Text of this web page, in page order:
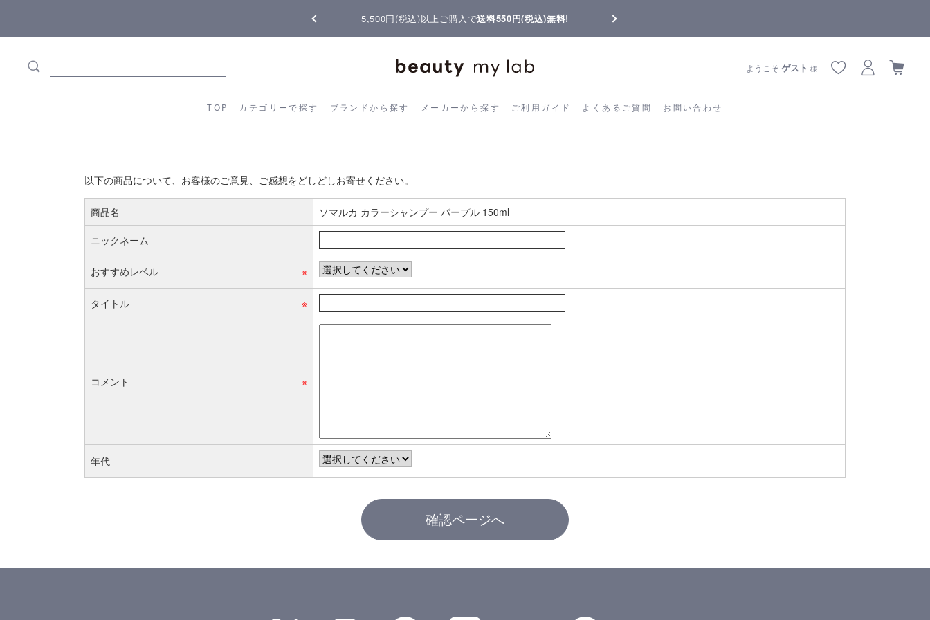
5,500円(税込)以上ご購入で送料550円(税込)無料!
TOP カテゴリーで探す ブランドから探す メーカーから探す ご利用ガイド よくあるご質問 お問い合わせ
ようこそゲスト 様
カテゴリーから探す ブランドから探す メーカーから探す ご利用ガイド よくあるご質問
以下の商品について、お客様のご意見、ご感想をどしどしお寄せください。
商品名 ソマルカ カラーシャンプー パープル 150ml
ニックネーム
おすすめレベル ※
タイトル ※
コメント ※
年代